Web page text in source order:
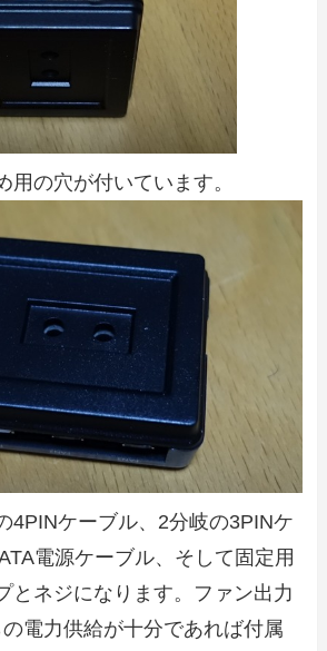
用の穴が付いています。
4PINケーブル、2分岐の3PINケ
電源ケーブル、そして固定用
とネジになります。ファン出力
電力供給が十分であれば付属